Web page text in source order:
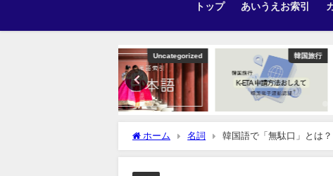
トップ あいうえお索引
韓国旅行 韓
ホーム 名詞 韓国語で「無駄口」とは